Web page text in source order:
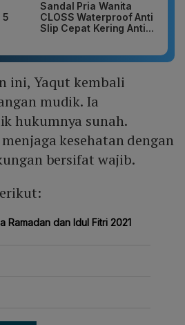
5
Sandal Pria Wanita
CLOSS Waterproof Anti
Slip Cepat Kering Anti...
ini, Yaqut kembali
mudik. Ia
hukumnya sunah.
kesehatan dengan
bersifat wajib.